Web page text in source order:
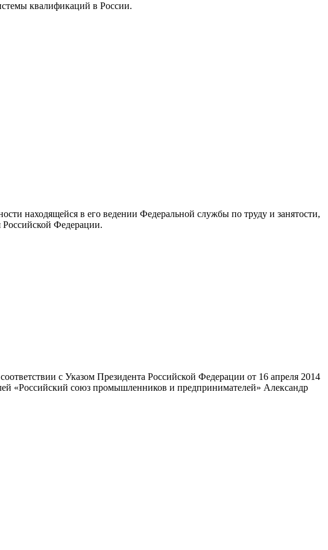
квалификаций в России.
находящейся в его ведении Федеральной службы по труду и занятости,
Федерации.
с Указом Президента Российской Федерации от 16 апреля 2014
«Российский союз промышленников и предпринимателей» Александр